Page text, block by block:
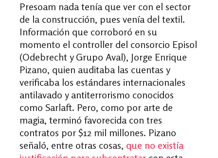
Presoam nada tenía que ver con el sector
de la construcción, pues venía del textil.
Información que corroboró en su
momento el controller del consorcio Episol
(Odebrecht y Grupo Aval), Jorge Enrique
Pizano, quien auditaba las cuentas y
verificaba los estándares internacionales
antilavado y antiterrorismo conocidos
como Sarlaft. Pero, como por arte de
magia, terminó favorecida con tres
contratos por $12 mil millones. Pizano
señaló, entre otras cosas, que no existía